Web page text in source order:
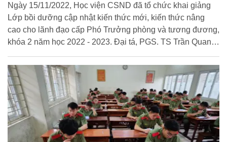
Ngày 15/11/2022, Học viện CSND đã tổ chức khai giảng
Lớp bồi dưỡng cập nhật kiến thức mới, kiến thức nâng
cao cho lãnh đạo cấp Phó Trưởng phòng và tương đương,
khóa 2 năm học 2022 - 2023. Đại tá, PGS. TS Trần Quang